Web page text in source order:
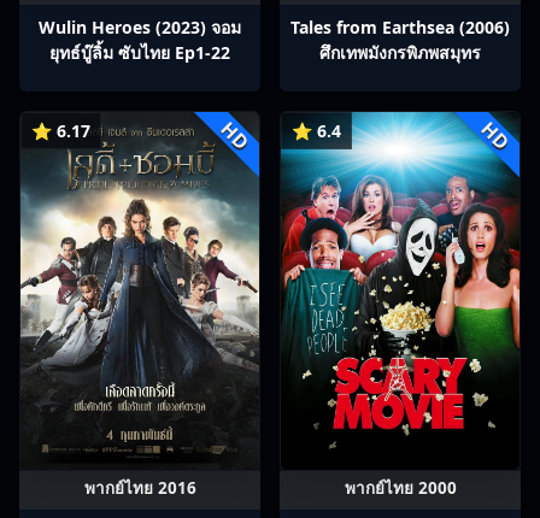
Wulin Heroes (2023) จอม
ยุทธ์บู๊ลิ้ม ซับไทย Ep1-22
Tales from Earthsea (2006)
ศึกเทพมังกรพิภพสมุทร
⭐ 6.17 HD
พากย์ไทย 2016
⭐ 6.4 HD
พากย์ไทย 2000